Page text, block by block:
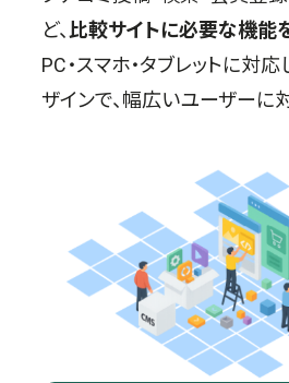
ど、比較サイトに必要な機能
PC・スマホ・タブレットに対
ザインで、幅広いユーザーに